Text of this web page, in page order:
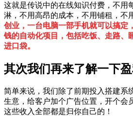
这就是传说中的在线知识付费，不用
淋，不用高昂的成本，不用铺租，不
创业，一台电脑一部手机就可以搞定
钱的自动化项目，包括吃饭、走路、
进口袋。
其次我们再来了解一下盈
简单来说，我们除了前期投入搭建系
生意，给客户加个广告位置，开个会
这些收入全部都是归你自己的！